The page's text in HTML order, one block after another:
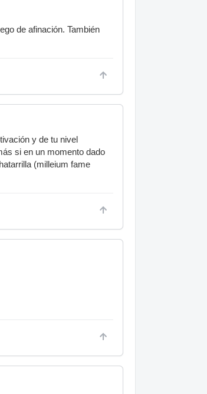
de afinación. También
y de tu nivel
si en un momento dado
(milleium fame